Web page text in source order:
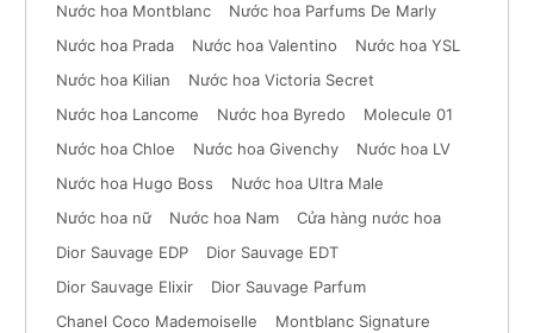
Nước hoa Montblanc
Nước hoa Parfums De Marly
Nước hoa Prada
Nước hoa Valentino
Nước hoa YSL
Nước hoa Kilian
Nước hoa Victoria Secret
Nước hoa Lancome
Nước hoa Byredo
Molecule 01
Nước hoa Chloe
Nước hoa Givenchy
Nước hoa LV
Nước hoa Hugo Boss
Nước hoa Ultra Male
Nước hoa nữ
Nước hoa Nam
Cửa hàng nước hoa
Dior Sauvage EDP
Dior Sauvage EDT
Dior Sauvage Elixir
Dior Sauvage Parfum
Chanel Coco Mademoiselle
Montblanc Signature